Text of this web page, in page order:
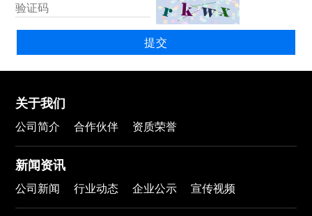
关于我们
公司简介 合作伙伴 资质荣誉
新闻资讯
公司新闻 行业动态 企业公示 宣传视频